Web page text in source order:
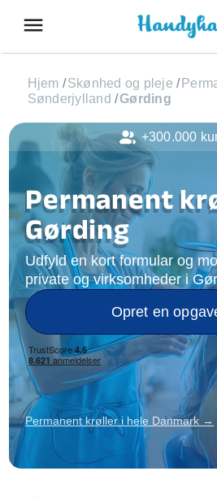
menu
Hjem /Skønhed og pleje /
Sønderjylland /Gørding
Permanent
Gørding
Udfyld en kort formular og
private og virksomheder i
Opret en
Permanent krøller i hele Danmark →
+300.000